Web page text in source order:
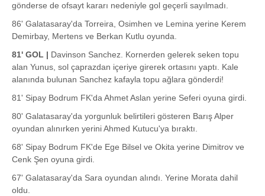
gönderse de ofsayt kararı nedeniyle gol geçerli sayılmadı.
86' Galatasaray'da Torreira, Osimhen ve Lemina yerine Kerem
Demirbay, Mertens ve Berkan Kutlu oyunda.
81' GOL | Davinson Sanchez. Kornerden gelerek seken topu
alan Yunus, sol çaprazdan içeriye girerek ortasını yaptı. Kale
alanında bulunan Sanchez kafayla topu ağlara gönderdi!
81' Sipay Bodrum FK'da Ahmet Aslan yerine Seferi oyuna girdi.
80' Galatasaray'da yorgunluk belirtileri gösteren Barış Alper
oyundan alınırken yerini Ahmed Kutucu'ya bıraktı.
68' Sipay Bodrum FK'de Ege Bilsel ve Okita yerine Dimitrov ve
Cenk Şen oyuna girdi.
67' Galatasaray'da Sara oyundan alındı. Yerine Morata dahil
oldu.